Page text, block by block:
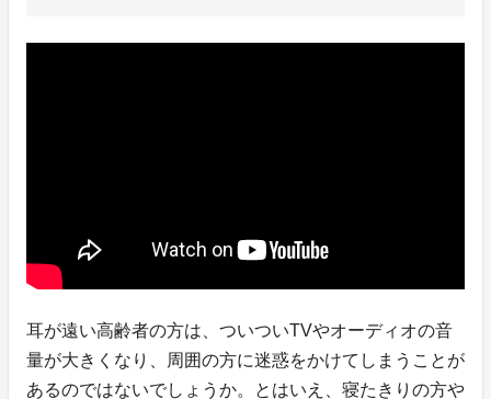
耳が遠い高齢者の方は、ついついTVやオーディオの音
量が大きくなり、周囲の方に迷惑をかけてしまうことが
あるのではないでしょうか。とはいえ、寝たきりの方や